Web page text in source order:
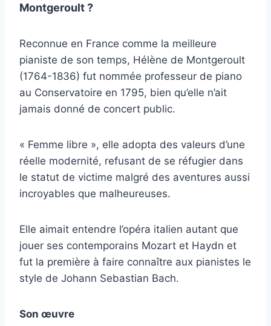
Montgeroult ?
Reconnue en France comme la meilleure
pianiste de son temps, Hélène de Montgeroult
(1764-1836) fut nommée professeur de piano
au Conservatoire en 1795, bien qu’elle n’ait
jamais donné de concert public.
« Femme libre », elle adopta des valeurs d’une
réelle modernité, refusant de se réfugier dans
le statut de victime malgré des aventures aussi
incroyables que malheureuses.
Elle aimait entendre l’opéra italien autant que
jouer ses contemporains Mozart et Haydn et
fut la première à faire connaître aux pianistes le
style de Johann Sebastian Bach.
Son œuvre